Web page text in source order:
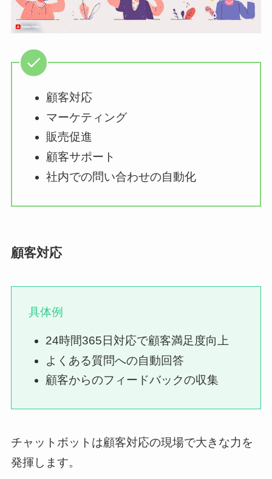
顧客対応
マーケティング
販売促進
顧客サポート
社内での問い合わせの自動化
顧客対応
具体例
24時間365日対応で顧客満足度向上
よくある質問への自動回答
顧客からのフィードバックの収集
チャットボットは顧客対応の現場で大きな力を
発揮します。